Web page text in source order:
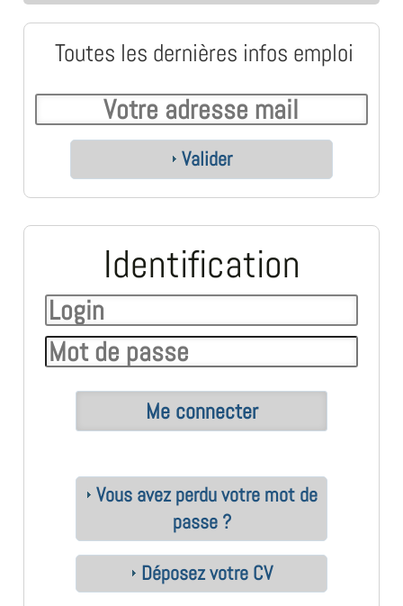
Toutes les dernières infos emploi
Valider
Identification
Vous avez perdu votre mot de
passe ?
Déposez votre CV